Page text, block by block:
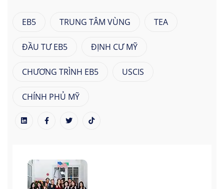
EB5 TRUNG TÂM VÙNG TEA
ĐẦU TƯ EB5 ĐỊNH CƯ MỸ
CHƯƠNG TRÌNH EB5 USCIS
CHÍNH PHỦ MỸ